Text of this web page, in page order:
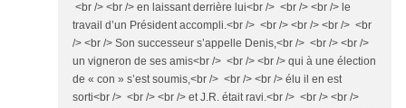
<br /> <br /> en laissant derrière lui<br /> <br /> <br /> le
travail d’un Président accompli.<br /> <br /> <br /> <br /> <br
/> <br /> Son successeur s’appelle Denis,<br /> <br /> <br />
un vigneron de ses amis<br /> <br /> <br /> qui à une élection
de « con » s’est soumis,<br /> <br /> <br /> élu il en est
sorti<br /> <br /> <br /> et J.R. était ravi.<br /> <br /> <br />